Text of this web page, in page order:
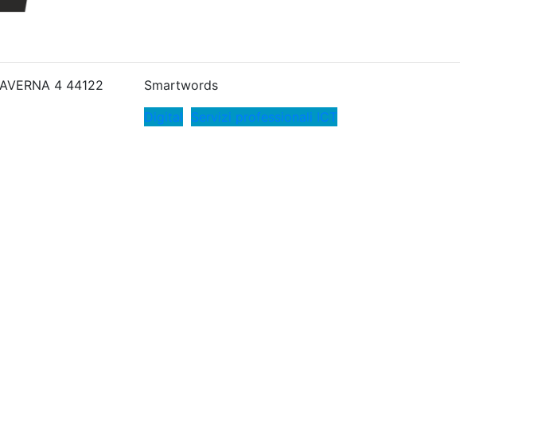
4 44122
Smartwords
Digital Servizi professionali ICT